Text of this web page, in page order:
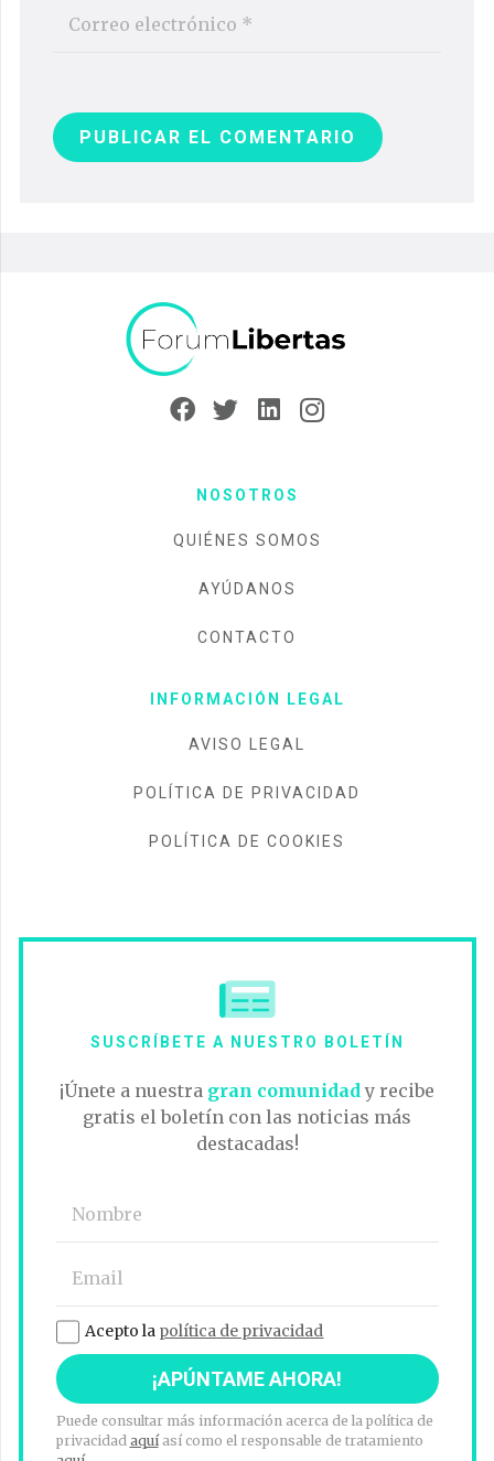
PUBLICAR EL COMENTARIO
NOSOTROS
QUIÉNES SOMOS
AYÚDANOS
CONTACTO
INFORMACIÓN LEGAL
AVISO LEGAL
POLÍTICA DE PRIVACIDAD
POLÍTICA DE COOKIES
SUSCRÍBETE A NUESTRO BOLETÍN
¡Únete a nuestra gran comunidady recibe
gratis el boletín con las noticias más
destacadas!
Acepto la política de privacidad
Puede consultar más información acerca de la política de
privacidad aquíasí como el responsable de tratamiento